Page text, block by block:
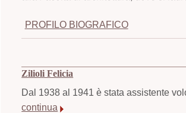
PROFILO BIOGRAFICO
Zilioli Felicia
Dal 1938 al 1941 è stata assistente
continua